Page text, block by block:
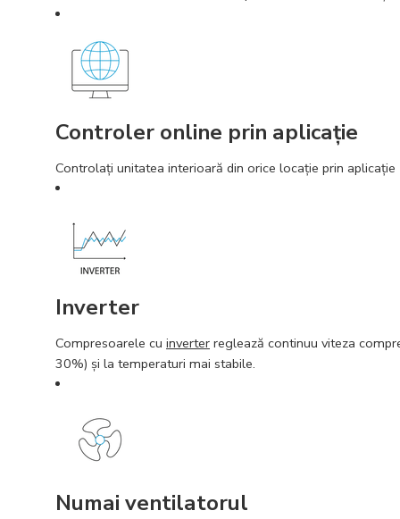
Controler online prin aplicaţie
Controlaţi unitatea interioară din orice locaţie prin aplicaţie
Inverter
Compresoarele cu inverter reglează continuu viteza
30%) şi la temperaturi mai stabile.
Numai ventilatorul